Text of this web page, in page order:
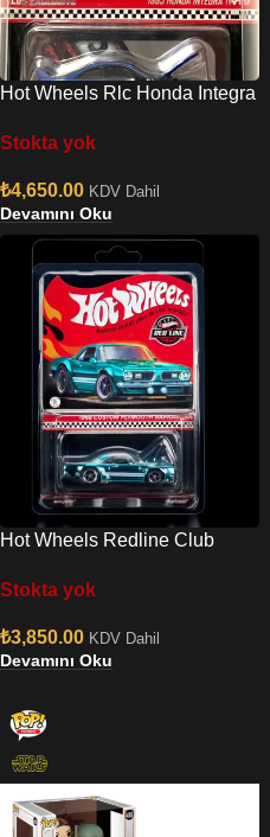
Hot Wheels Rlc Honda Integra
Stokta yok
₺4,650.00 KDV Dahil
Devamını Oku
Hot Wheels Redline Club
Barracuda
Stokta yok
₺3,850.00 KDV Dahil
Devamını Oku